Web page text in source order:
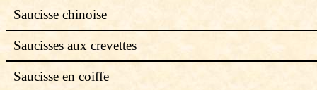
Saucisse chinoise
Saucisses aux crevettes
Saucisse en coiffe